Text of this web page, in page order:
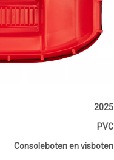
2025
PVC
Consoleboten en visboten